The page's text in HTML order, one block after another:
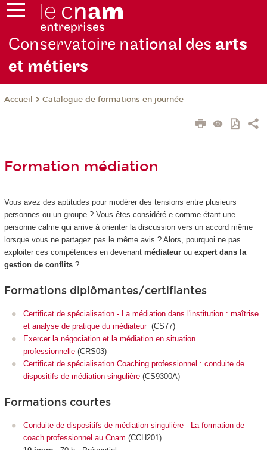
Conservatoire national des arts
et métiers
Accueil Catalogue de formations en journée
Formation médiation
Vous avez des aptitudes pour modérer des tensions entre plusieurs
personnes ou un groupe ? Vous êtes considéré.e comme étant une
personne calme qui arrive à orienter la discussion vers un accord même
lorsque vous ne partagez pas le même avis ? Alors, pourquoi ne pas
exploiter ces compétences en devenant médiateurou expert dans la
gestion de conflits?
Formations diplômantes/certifiantes
Certificat de spécialisation - La médiation dans l'institution : maîtrise
et analyse de pratique du médiateur (CS77)
Exercer la négociation et la médiation en situation
professionnelle (CRS03)
Certificat de spécialisation Coaching professionnel : conduite de
dispositifs de médiation singulière (CS9300A)
Formations courtes
Conduite de dispositifs de médiation singulière - La formation de
coach professionnel au Cnam (CCH201)